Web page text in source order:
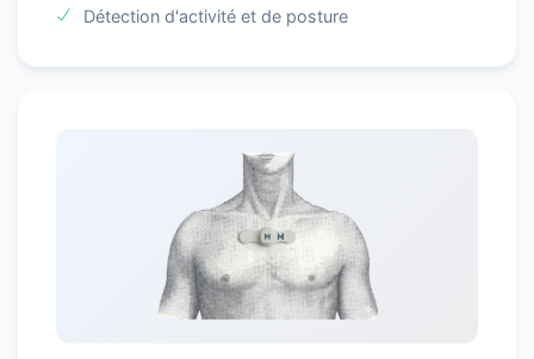
Détection d'activité et de posture